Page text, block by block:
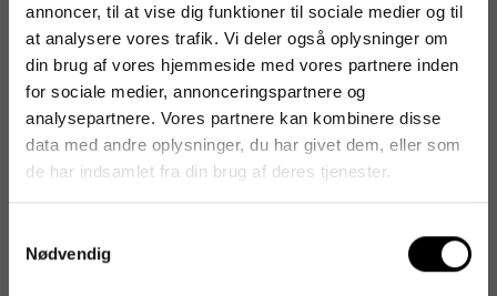
annoncer, til at vise dig funktioner til sociale medier og til
at analysere vores trafik. Vi deler også oplysninger om
din brug af vores hjemmeside med vores partnere inden
for sociale medier, annonceringspartnere og
analysepartnere. Vores partnere kan kombinere disse
data med andre oplysninger, du har givet dem, eller som
de har indsamlet fra din brug af deres tjenester.
Nødvendig
Anvendelse og brugere
Et oplagt valg til kontorer, receptioner, mødelokaler, kantiner,
hoteller, caféer og catering, hvor der er behov for hurtig og
ren servering af mælk til varme drikke.
Om Arla
Arla er et dansk mejeriselskab med fokus på høj kvalitet og
mejeriprodukter, herunder økologiske varianter, til både
private og professionelle brugere.